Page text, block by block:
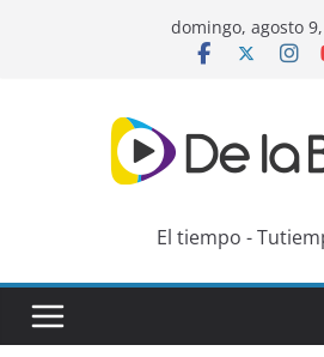
domingo, agosto
El tiempo -